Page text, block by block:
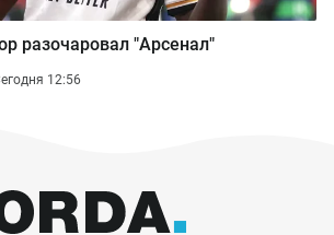
разочаровал "Арсенал"
12:56